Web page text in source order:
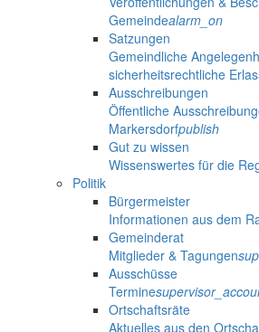
Gemeindealarm_on
Satzungen
Gemeindliche
sicherheitsrechtliche
Ausschreibungen
Öffentliche
Markersdorfpublish
Gut zu wissen
Wissenswertes für die
Politik
Bürgermeister
Informationen aus dem
Gemeinderat
Mitglieder & Tagungen
Ausschüsse
Termine
Ortschaftsräte
Aktuelles aus den